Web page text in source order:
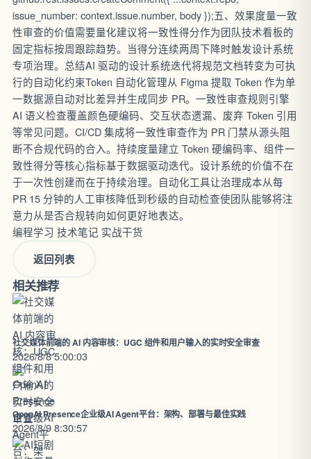
编程学习 技术笔记 实战干货
返回列表
相关推荐
社交媒体前端的 AI 内容审核：UGC 组件和用户输入的实时安全审查
2026/8/8 5:00:03
OpenAI Presence企业级AI Agent平台：架构、部署与最佳实践
2026/8/9 8:30:57